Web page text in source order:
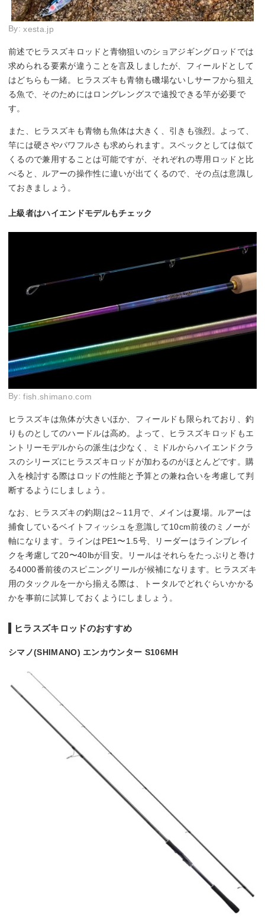
By:xesta.jp
前述でヒラスズキロッドと青物狙いのショアジギングロッドでは
求められる要素が違うことを言及しましたが、フィールドとして
はどちらも一緒。ヒラスズキも青物も磯場ないしサーフから狙え
る魚で、そのためにはロングレングスで遠投できる竿が必要で
す。
また、ヒラスズキも青物も魚体は大きく、引きも強烈。よって、
竿には硬さやパワフルさも求められます。スペックとしては似て
くるので兼用することは可能ですが、それぞれの専用ロッドと比
べると、ルアーの操作性に違いが出てくるので、その点は意識し
ておきましょう。
上級者はハイエンドモデルもチェック
By:fish.shimano.com
ヒラスズキは魚体が大きいほか、フィールドも限られており、釣
りものとしてのハードルは高め。よって、ヒラスズキロッドもエ
ントリーモデルからの派生は少なく、ミドルからハイエンドクラ
スのシリーズにヒラスズキロッドが加わるのがほとんどです。購
入を検討する際はロッドの性能と予算との兼ね合いを考慮して判
断するようにしましょう。
なお、ヒラスズキの釣期は2～11月で、メインは夏場。ルアーは
捕食しているベイトフィッシュを意識して10cm前後のミノーが
軸になります。ラインはPE1〜1.5号、リーダーはラインブレイ
クを考慮して20〜40lbが目安。リールはそれらをたっぷりと巻け
る4000番前後のスピニングリールが候補になります。ヒラスズキ
用のタックルを一から揃える際は、トータルでどれぐらいかかる
かを事前に試算しておくようにしましょう。
ヒラスズキロッドのおすすめ
シマノ(SHIMANO) エンカウンター S106MH